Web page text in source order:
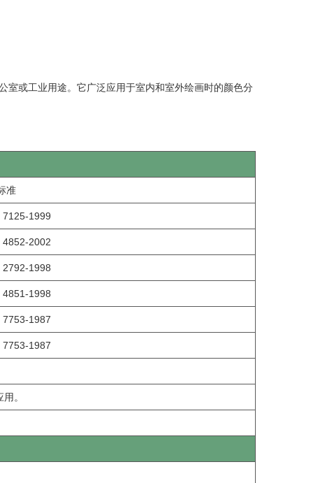
室或工业用途。它广泛应用于室内和室外绘画时的颜色分
准
7125-1999
4852-2002
2792-1998
4851-1998
7753-1987
7753-1987
。